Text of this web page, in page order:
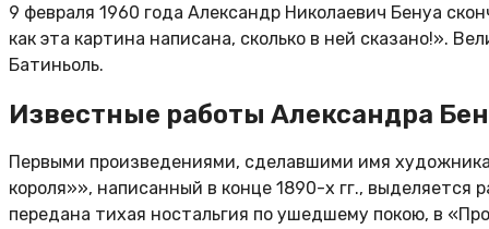
9 февраля 1960 года Александр Николаевич Бенуа
как эта картина написана, сколько в ней сказано!».
Батиньоль.
Известные работы Александра
Первыми произведениями, сделавшими имя
короля»», написанный в конце 1890-х гг.,
передана тихая ностальгия по ушедшему покою, в